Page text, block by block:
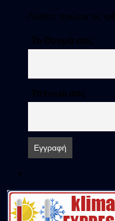
Λάβετε πρώτοι τις
Το Όνομά σας
Το Email σας